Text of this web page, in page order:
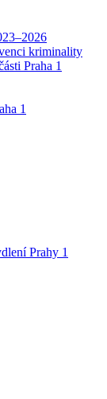
kriminality
Praha 1
1
Prahy 1